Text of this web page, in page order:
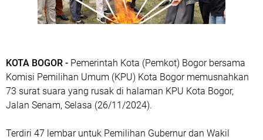
KOTA BOGOR - Pemerintah Kota (Pemkot) Bogor bersama
Komisi Pemilihan Umum (KPU) Kota Bogor memusnahkan
73 surat suara yang rusak di halaman KPU Kota Bogor,
Jalan Senam, Selasa (26/11/2024).
Terdiri 47 lembar untuk Pemilihan Gubernur dan Wakil